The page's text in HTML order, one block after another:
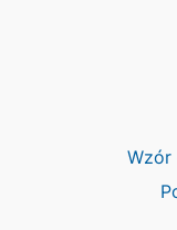
Wzór